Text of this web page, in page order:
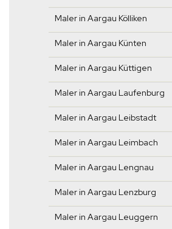
Maler in Aargau Kölliken
Maler in Aargau Künten
Maler in Aargau Küttigen
Maler in Aargau Laufenburg
Maler in Aargau Leibstadt
Maler in Aargau Leimbach
Maler in Aargau Lengnau
Maler in Aargau Lenzburg
Maler in Aargau Leuggern